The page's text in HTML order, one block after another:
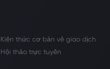
Kiến thức cơ bản về giao dịch
Hội thảo trực tuyến